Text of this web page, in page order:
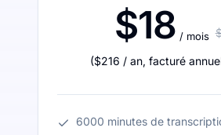
$18 / mois
($216 / an, facturé
6000 minutes de